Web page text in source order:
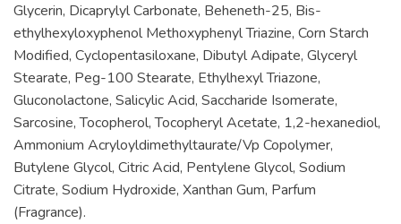
Glycerin, Dicaprylyl Carbonate, Beheneth-25, Bis-
ethylhexyloxyphenol Methoxyphenyl Triazine, Corn Starch
Modified, Cyclopentasiloxane, Dibutyl Adipate, Glyceryl
Stearate, Peg-100 Stearate, Ethylhexyl Triazone,
Gluconolactone, Salicylic Acid, Saccharide Isomerate,
Sarcosine, Tocopherol, Tocopheryl Acetate, 1,2-hexanediol,
Ammonium Acryloyldimethyltaurate/Vp Copolymer,
Butylene Glycol, Citric Acid, Pentylene Glycol, Sodium
Citrate, Sodium Hydroxide, Xanthan Gum, Parfum
(Fragrance).